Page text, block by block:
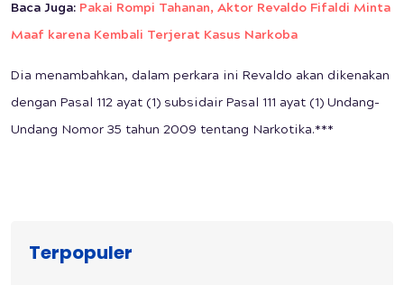
Baca Juga: Pakai Rompi Tahanan, Aktor Revaldo Fifaldi Minta
Maaf karena Kembali Terjerat Kasus Narkoba
Dia menambahkan, dalam perkara ini Revaldo akan dikenakan
dengan Pasal 112 ayat (1) subsidair Pasal 111 ayat (1) Undang-
Undang Nomor 35 tahun 2009 tentang Narkotika.***
Terpopuler